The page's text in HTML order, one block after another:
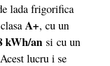
lada frigorifica
A+, cu un
kWh/an si cu un
lucru i se